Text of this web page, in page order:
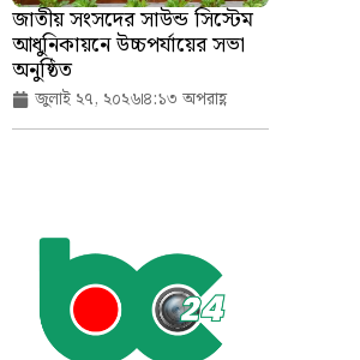
জাতীয় সংসদের সাউন্ড সিস্টেম
আধুনিকায়নে উচ্চপর্যায়ের সভা
অনুষ্ঠিত
জুলাই ২৭, ২০২৬৪:১৩ অপরাহ্ণ